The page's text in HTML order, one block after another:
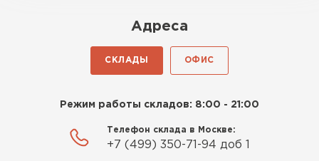
Адреса
СКЛАДЫ ОФИС
Режим работы складов: 8:00 - 21:00
Телефон склада в Москве:
+7 (499) 350-71-94 доб 1